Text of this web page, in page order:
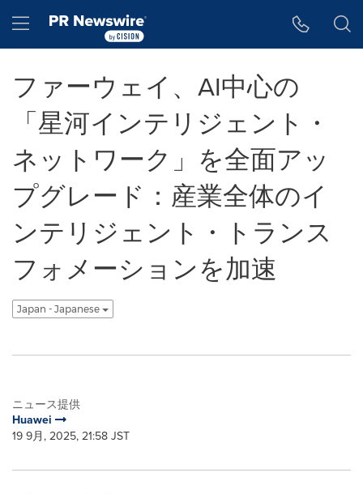
Hamburger menu
ファーウェイ、AI中心の
「星河インテリジェント・
ネットワーク」を全面アッ
プグレード：産業全体のイ
ンテリジェント・トランス
フォメーションを加速
Japan - Japanese
ニュース提供
Huawei
19 9月, 2025, 21:58 JST